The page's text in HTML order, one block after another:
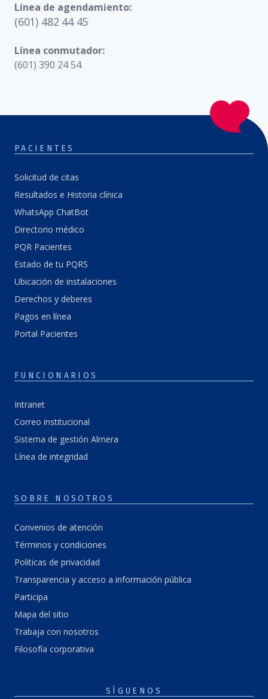
Línea de agendamiento:
(601) 482 44 45
Línea conmutador:
(601) 390 24 54
PACIENTES
Solicitud de citas
Resultados e Historia clínica
WhatsApp ChatBot
Directorio médico
PQR Pacientes
Estado de tu PQRS
Ubicación de instalaciones
Derechos y deberes
Pagos en línea
Portal Pacientes
FUNCIONARIOS
Intranet
Correo institucional
Sistema de gestión Almera
Línea de integridad
SOBRE NOSOTROS
Convenios de atención
Términos y condiciones
Politicas de privacidad
Transparencia y acceso a información pública
Participa
Mapa del sitio
Trabaja con nosotros
Filosofía corporativa
SÍGUENOS